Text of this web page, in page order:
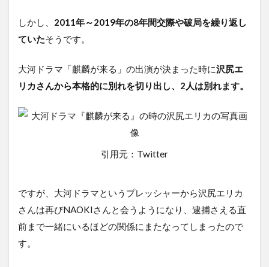
しかし、 2011年～2019年の8年間交際や破局を繰り返し
ていたそうです。
大河ドラマ「麒麟が来る」の出演が決まった時に沢尻エ
リカさんから本格的に別れを切り出し、2人は別れます。
引用元：Twitter
ですが、大河ドラマというプレッシャーから沢尻エリカ
さんは再びNAOKIさんと会うようになり、逮捕さえる直
前まで一緒にいるほどの関係にまたなってしまったので
す。